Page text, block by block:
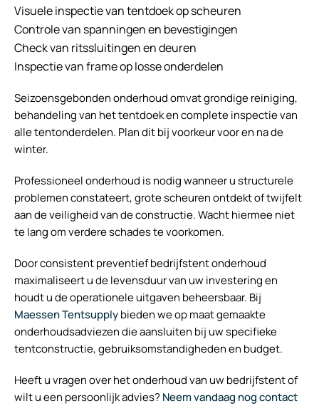
Visuele inspectie van tentdoek op scheuren
Controle van spanningen en bevestigingen
Check van ritssluitingen en deuren
Inspectie van frame op losse onderdelen
Seizoensgebonden onderhoud omvat grondige reiniging,
behandeling van het tentdoek en complete inspectie van
alle tentonderdelen. Plan dit bij voorkeur voor en na de
winter.
Professioneel onderhoud is nodig wanneer u structurele
problemen constateert, grote scheuren ontdekt of twijfelt
aan de veiligheid van de constructie. Wacht hiermee niet
te lang om verdere schades te voorkomen.
Door consistent preventief bedrijfstent onderhoud
maximaliseert u de levensduur van uw investering en
houdt u de operationele uitgaven beheersbaar. Bij
Maessen Tentsupplybieden we op maat gemaakte
onderhoudsadviezen die aansluiten bij uw specifieke
tentconstructie, gebruiksomstandigheden en budget.
Heeft u vragen over het onderhoud van uw bedrijfstent of
wilt u een persoonlijk advies? Neem vandaag nog contact